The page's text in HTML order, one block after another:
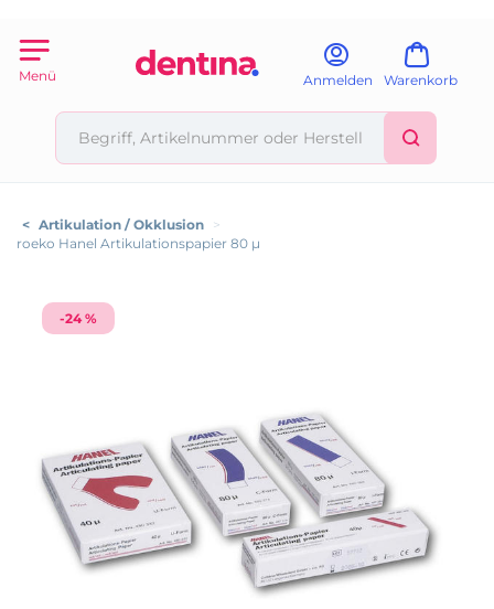
Menü Anmelden Warenkorb
< Artikulation / Okklusion >
roeko Hanel Artikulationspapier 80 µ
-24 %